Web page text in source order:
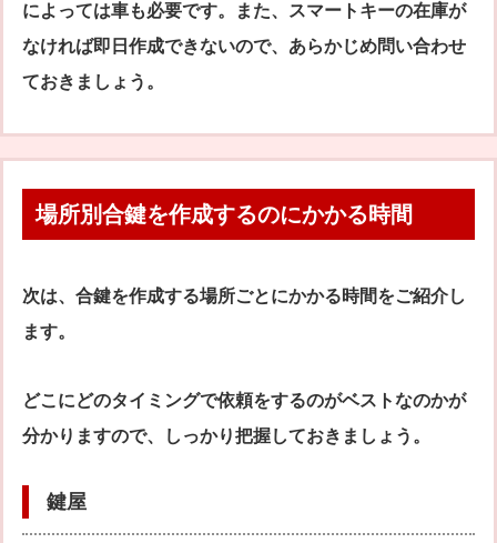
によっては車も必要です。また、スマートキーの在庫が
なければ即日作成できないので、あらかじめ問い合わせ
ておきましょう。
場所別合鍵を作成するのにかかる時間
次は、合鍵を作成する場所ごとにかかる時間をご紹介し
ます。
どこにどのタイミングで依頼をするのがベストなのかが
分かりますので、しっかり把握しておきましょう。
鍵屋